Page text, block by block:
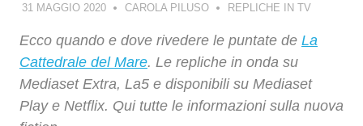
31 MAGGIO 2020 CAROLA PILUSO REPLICHE IN TV
Ecco quando e dove rivedere le puntate de La
Cattedrale del Mare. Le repliche in onda su
Mediaset Extra, La5 e disponibili su Mediaset
Play e Netflix. Qui tutte le informazioni sulla nuova